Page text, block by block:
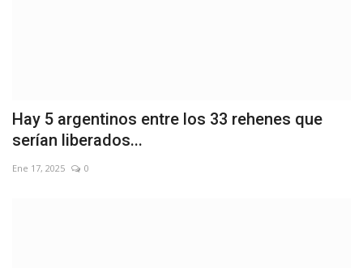
Hay 5 argentinos entre los 33 rehenes que
serían liberados...
Ene 17, 2025 0